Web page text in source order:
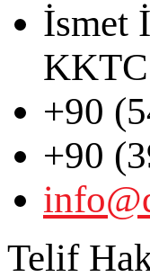
İsmet
KKTC
+90
+90
Telif